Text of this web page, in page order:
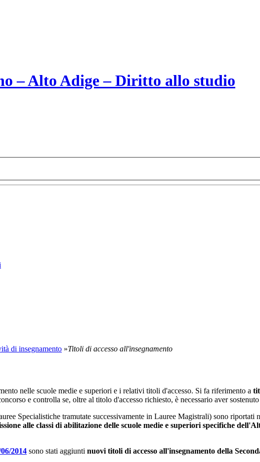
– Alto Adige – Diritto allo studio
di insegnamento »Titoli di accesso all'insegnamento
nelle scuole medie e superiori e i relativi titoli d'accesso. Si fa riferimento a
e controlla se, oltre al titolo d'accesso richiesto, è necessario aver
Specialistiche tramutate successivamente in Lauree Magistrali) sono riportati
alle classi di abilitazione delle scuole medie e superiori specifiche
2014 sono stati aggiunti nuovi titoli di accesso all'insegnamento della